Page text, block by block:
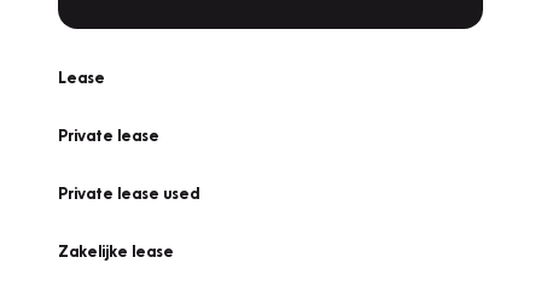
Lease
Private lease
Private lease used
Zakelijke lease